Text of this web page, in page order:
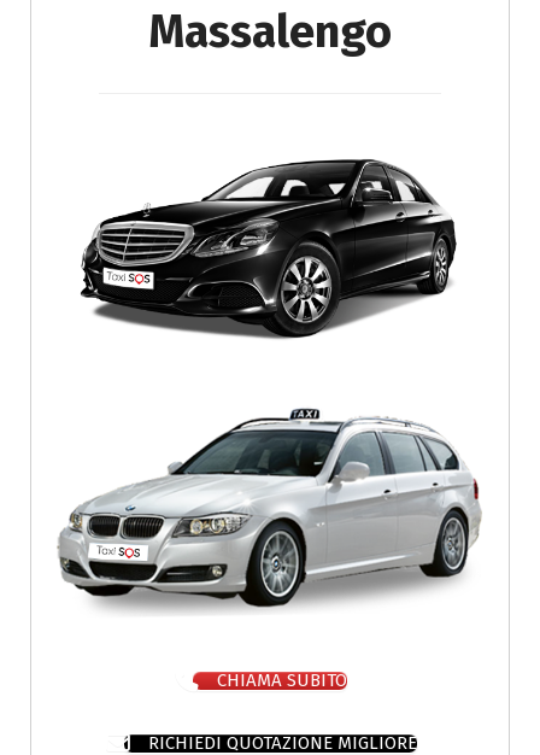
Massalengo
CHIAMA SUBITO
RICHIEDI QUOTAZIONE MIGLIORE